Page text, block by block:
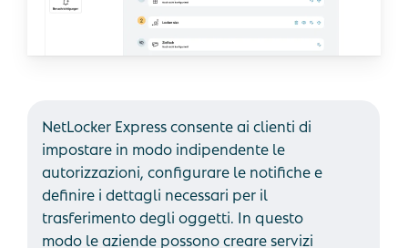
NetLocker Express consente ai clienti di
impostare in modo indipendente le
autorizzazioni, configurare le notifiche e
definire i dettagli necessari per il
trasferimento degli oggetti. In questo
modo le aziende possono creare servizi